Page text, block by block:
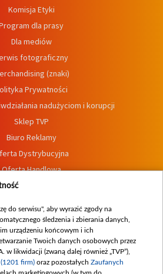
Komisja Etyki
dla prasy
Dla mediów
fotograficzny
(znaki)
Prywatności
nadużyciom i korupcji
Sklep TVP
Biuro Reklamy
Dystrybucyjna
Oferta Handlowa
Dostępność
zgłoszeń wewnętrznych
do serwisu", aby wyrazić zgody na
śledzenia i zbierania danych,
urządzeniu końcowym i ich
Twoich danych osobowych przez
w likwidacji (zwaną dalej również „TVP”),
firm) oraz pozostałych Zaufanych